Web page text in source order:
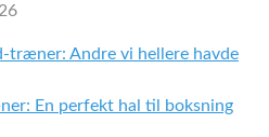
træner: Andre vi hellere havde
En perfekt hal til boksning